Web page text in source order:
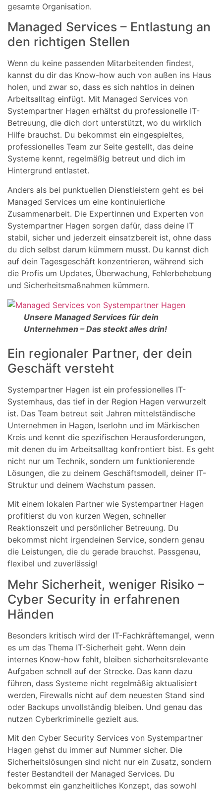
gesamte Organisation.
Managed Services – Entlastung an
den richtigen Stellen
Wenn du keine passenden Mitarbeitenden findest,
kannst du dir das Know-how auch von außen ins Haus
holen, und zwar so, dass es sich nahtlos in deinen
Arbeitsalltag einfügt. Mit Managed Services von
Systempartner Hagen erhältst du professionelle IT-
Betreuung, die dich dort unterstützt, wo du wirklich
Hilfe brauchst. Du bekommst ein eingespieltes,
professionelles Team zur Seite gestellt, das deine
Systeme kennt, regelmäßig betreut und dich im
Hintergrund entlastet.
Anders als bei punktuellen Dienstleistern geht es bei
Managed Services um eine kontinuierliche
Zusammenarbeit. Die Expertinnen und Experten von
Systempartner Hagen sorgen dafür, dass deine IT
stabil, sicher und jederzeit einsatzbereit ist, ohne dass
du dich selbst darum kümmern musst. Du kannst dich
auf dein Tagesgeschäft konzentrieren, während sich
die Profis um Updates, Überwachung, Fehlerbehebung
und Sicherheitsmaßnahmen kümmern.
Unsere Managed Services für dein
Unternehmen – Das steckt alles drin!
Ein regionaler Partner, der dein
Geschäft versteht
Systempartner Hagen ist ein professionelles IT-
Systemhaus, das tief in der Region Hagen verwurzelt
ist. Das Team betreut seit Jahren mittelständische
Unternehmen in Hagen, Iserlohn und im Märkischen
Kreis und kennt die spezifischen Herausforderungen,
mit denen du im Arbeitsalltag konfrontiert bist. Es geht
nicht nur um Technik, sondern um funktionierende
Lösungen, die zu deinem Geschäftsmodell, deiner IT-
Struktur und deinem Wachstum passen.
Mit einem lokalen Partner wie Systempartner Hagen
profitierst du von kurzen Wegen, schneller
Reaktionszeit und persönlicher Betreuung. Du
bekommst nicht irgendeinen Service, sondern genau
die Leistungen, die du gerade brauchst. Passgenau,
flexibel und zuverlässig!
Mehr Sicherheit, weniger Risiko –
Cyber Security in erfahrenen
Händen
Besonders kritisch wird der IT-Fachkräftemangel, wenn
es um das Thema IT-Sicherheit geht. Wenn dein
internes Know-how fehlt, bleiben sicherheitsrelevante
Aufgaben schnell auf der Strecke. Das kann dazu
führen, dass Systeme nicht regelmäßig aktualisiert
werden, Firewalls nicht auf dem neuesten Stand sind
oder Backups unvollständig bleiben. Und genau das
nutzen Cyberkriminelle gezielt aus.
Mit den Cyber Security Services von Systempartner
Hagen gehst du immer auf Nummer sicher. Die
Sicherheitslösungen sind nicht nur ein Zusatz, sondern
fester Bestandteil der Managed Services. Du
bekommst ein ganzheitliches Konzept, das sowohl